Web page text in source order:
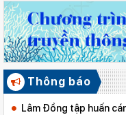
Thông báo
Lâm Đồng tập huấn